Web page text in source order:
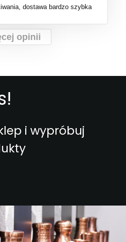
dostawa bardzo szybka
opinii
i wypróbuj